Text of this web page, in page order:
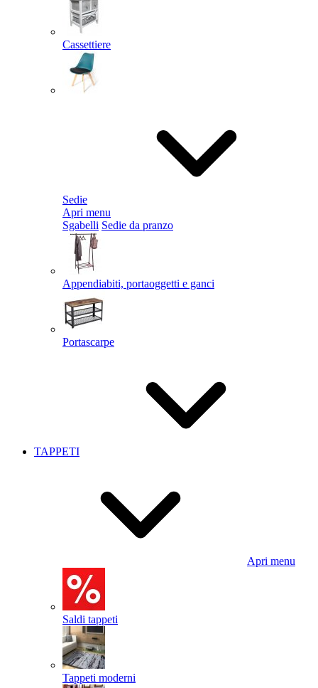
Cassettiere
Sedie
Apri menu
Sgabelli Sedie da pranzo
Appendiabiti, portaoggetti e ganci
Portascarpe
TAPPETI
Apri menu
Saldi tappeti
Tappeti moderni